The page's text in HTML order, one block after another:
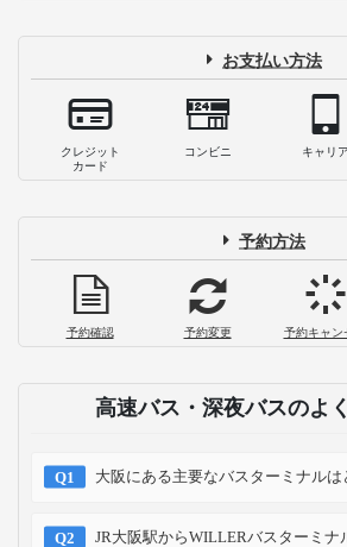
お支払い方法
クレジット
カード
コンビニ キャリア
予約方法
予約確認 予約変更 予約キャン
高速バス・深夜バスのよ
大阪にある主要なバスターミナルは
JR大阪駅からWILLERバスターミナ